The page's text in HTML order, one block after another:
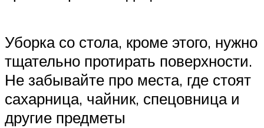
Уборка со стола, кроме этого, нужно
тщательно протирать поверхности.
Не забывайте про места, где стоят
сахарница, чайник, спецовница и
другие предметы